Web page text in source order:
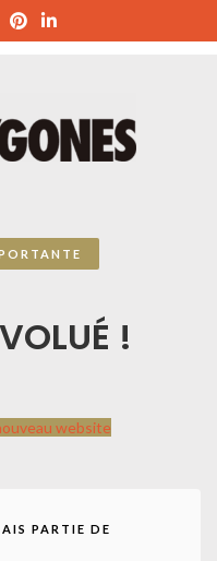
!
website
PARTIE DE